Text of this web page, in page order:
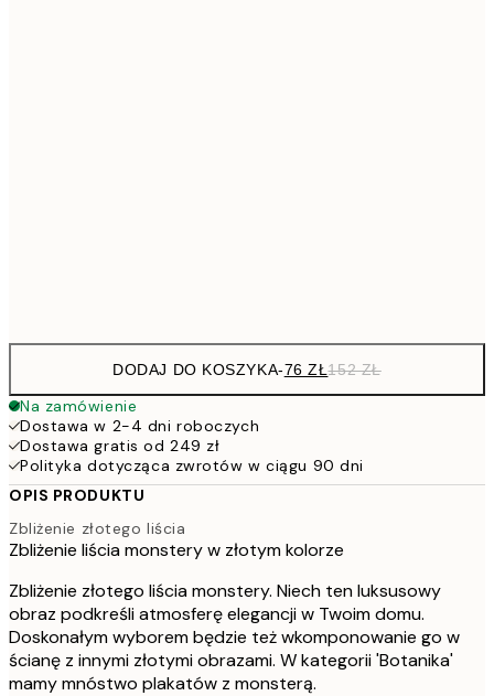
DODAJ DO KOSZYKA-76 ZŁ152 ZŁ
Na zamówienie
Dostawa w 2-4 dni roboczych
Dostawa gratis od 249 zł
Polityka dotycząca zwrotów w ciągu 90 dni
OPIS PRODUKTU
Zbliżenie złotego liścia
Zbliżenie liścia monstery w złotym kolorze
Zbliżenie złotego liścia monstery. Niech ten luksusowy
obraz podkreśli atmosferę elegancji w Twoim domu.
Doskonałym wyborem będzie też wkomponowanie go w
ścianę z innymi złotymi obrazami. W kategorii 'Botanika'
mamy mnóstwo plakatów z monsterą.